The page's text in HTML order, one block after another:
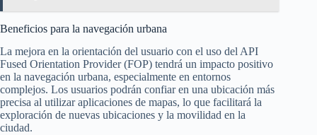
Beneficios para la navegación urbana
La mejora en la orientación del usuario con el uso del API
Fused Orientation Provider (FOP) tendrá un impacto positivo
en la navegación urbana, especialmente en entornos
complejos. Los usuarios podrán confiar en una ubicación más
precisa al utilizar aplicaciones de mapas, lo que facilitará la
exploración de nuevas ubicaciones y la movilidad en la
ciudad.